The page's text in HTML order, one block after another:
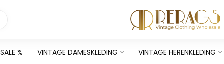
SALE % VINTAGE DAMESKLEDING VINTAGE HERENKLEDING